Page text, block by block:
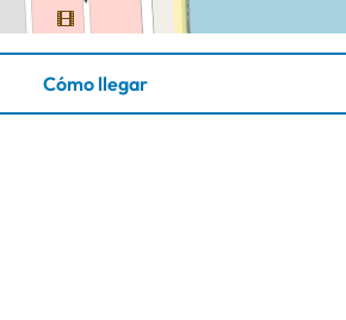
Cómo llegar